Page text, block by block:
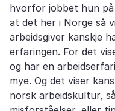
hvorfor jobbet hun
at det her i Norge så
arbeidsgiver kanskje
erfaringen. For det
og har en
mye. Og det viser
norsk arbeidskultur,